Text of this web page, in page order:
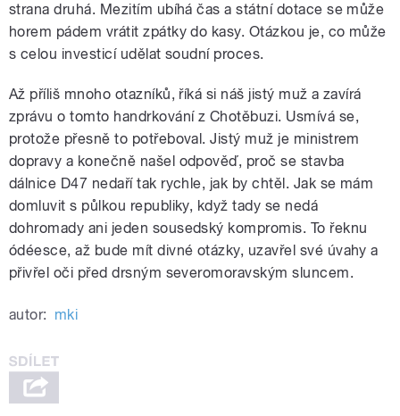
strana druhá. Mezitím ubíhá čas a státní dotace se může
horem pádem vrátit zpátky do kasy. Otázkou je, co může
s celou investicí udělat soudní proces.
Až příliš mnoho otazníků, říká si náš jistý muž a zavírá
zprávu o tomto handrkování z Chotěbuzi. Usmívá se,
protože přesně to potřeboval. Jistý muž je ministrem
dopravy a konečně našel odpověď, proč se stavba
dálnice D47 nedaří tak rychle, jak by chtěl. Jak se mám
domluvit s půlkou republiky, když tady se nedá
dohromady ani jeden sousedský kompromis. To řeknu
ódéesce, až bude mít divné otázky, uzavřel své úvahy a
přivřel oči před drsným severomoravským sluncem.
autor: mki